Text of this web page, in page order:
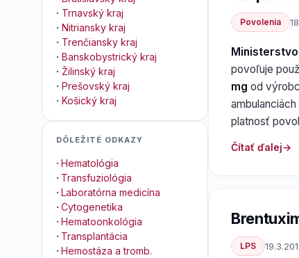
Povolenia
povoľuje
mg od
platnosť
Čítať ďalej
LPS
· Trnavský kraj
· Nitriansky kraj
· Trenčiansky kraj
· Banskobystrický kraj
· Žilinský kraj
· Prešovský kraj
· Košický kraj
DÔLEŽITÉ ODKAZY
· Hematológia
· Transfuziológia
· Laboratórna medicína
· Cytogenetika
· Hematoonkológia
· Transplantácia
· Hemostáza a tromb.